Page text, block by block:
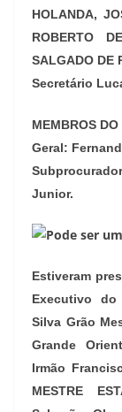
HOLANDA,
ROBERTO
SALGADO DE
Secretário
MEMBROS
Geral:
Junior.
Estiveram
Executivo do
Silva Grão
Grande
Irmão
MESTRE